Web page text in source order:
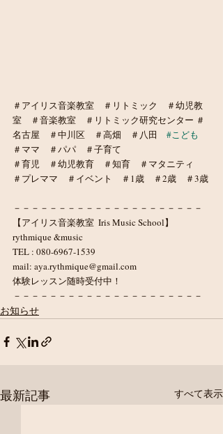
＃アイリス音楽教室　＃リトミック　＃幼児教
室　＃音楽教室　＃リトミック研究センター ＃
名古屋　＃中川区　＃高畑　＃八田 #こども
＃ママ　＃パパ　＃子育て
＃育児　＃幼児教育　＃知育　＃マタニティ
＃プレママ　＃イベント　＃1歳　＃2歳　＃3歳
－－－－－－－－－－－－－－－－－－－－－
【アイリス音楽教室  Iris Music School】
rythmique &music
TEL : 080-6967-1539
mail: aya.rythmique@gmail.com
体験レッスン随時受付中！
－－－－－－－－－－－－－－－－－－－－－
お知らせ
最新記事 すべて表示